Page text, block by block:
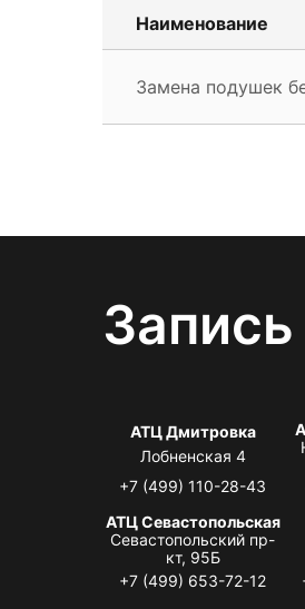
Наименование
Замена подушек
АТЦ Дмитровка
Лобненская 4
+7 (499) 110-28-43
АТЦ Севастопольская
Севастопольский пр-
кт, 95Б
+7 (499) 653-72-12